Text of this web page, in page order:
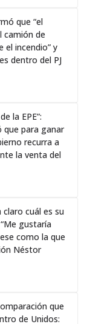
que “el
camión de
el incendio” y
dentro del PJ
la EPE”:
para ganar
recurra a
la venta del
claro cuál es su
gustaría
como la que
Néstor
que
de Unidos: